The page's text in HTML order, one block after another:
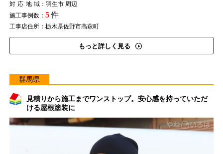
対応地域：羽生市 周辺
施工事例数： 5件
工事店住所：栃木県佐野市高萩町
もっと詳しく見る
群馬県
見積りから施工までワンストップ。安心感を持っていただ
ける屋根塗装に